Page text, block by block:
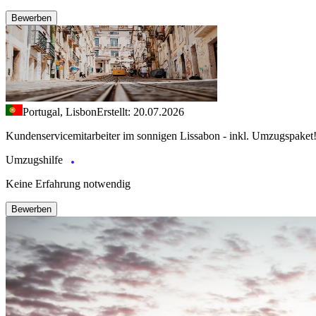
Bewerben
Portugal, LisbonErstellt: 20.07.2026
Kundenservicemitarbeiter im sonnigen Lissabon - inkl. Umzugspaket!
Umzugshilfe
Keine Erfahrung notwendig
Bewerben